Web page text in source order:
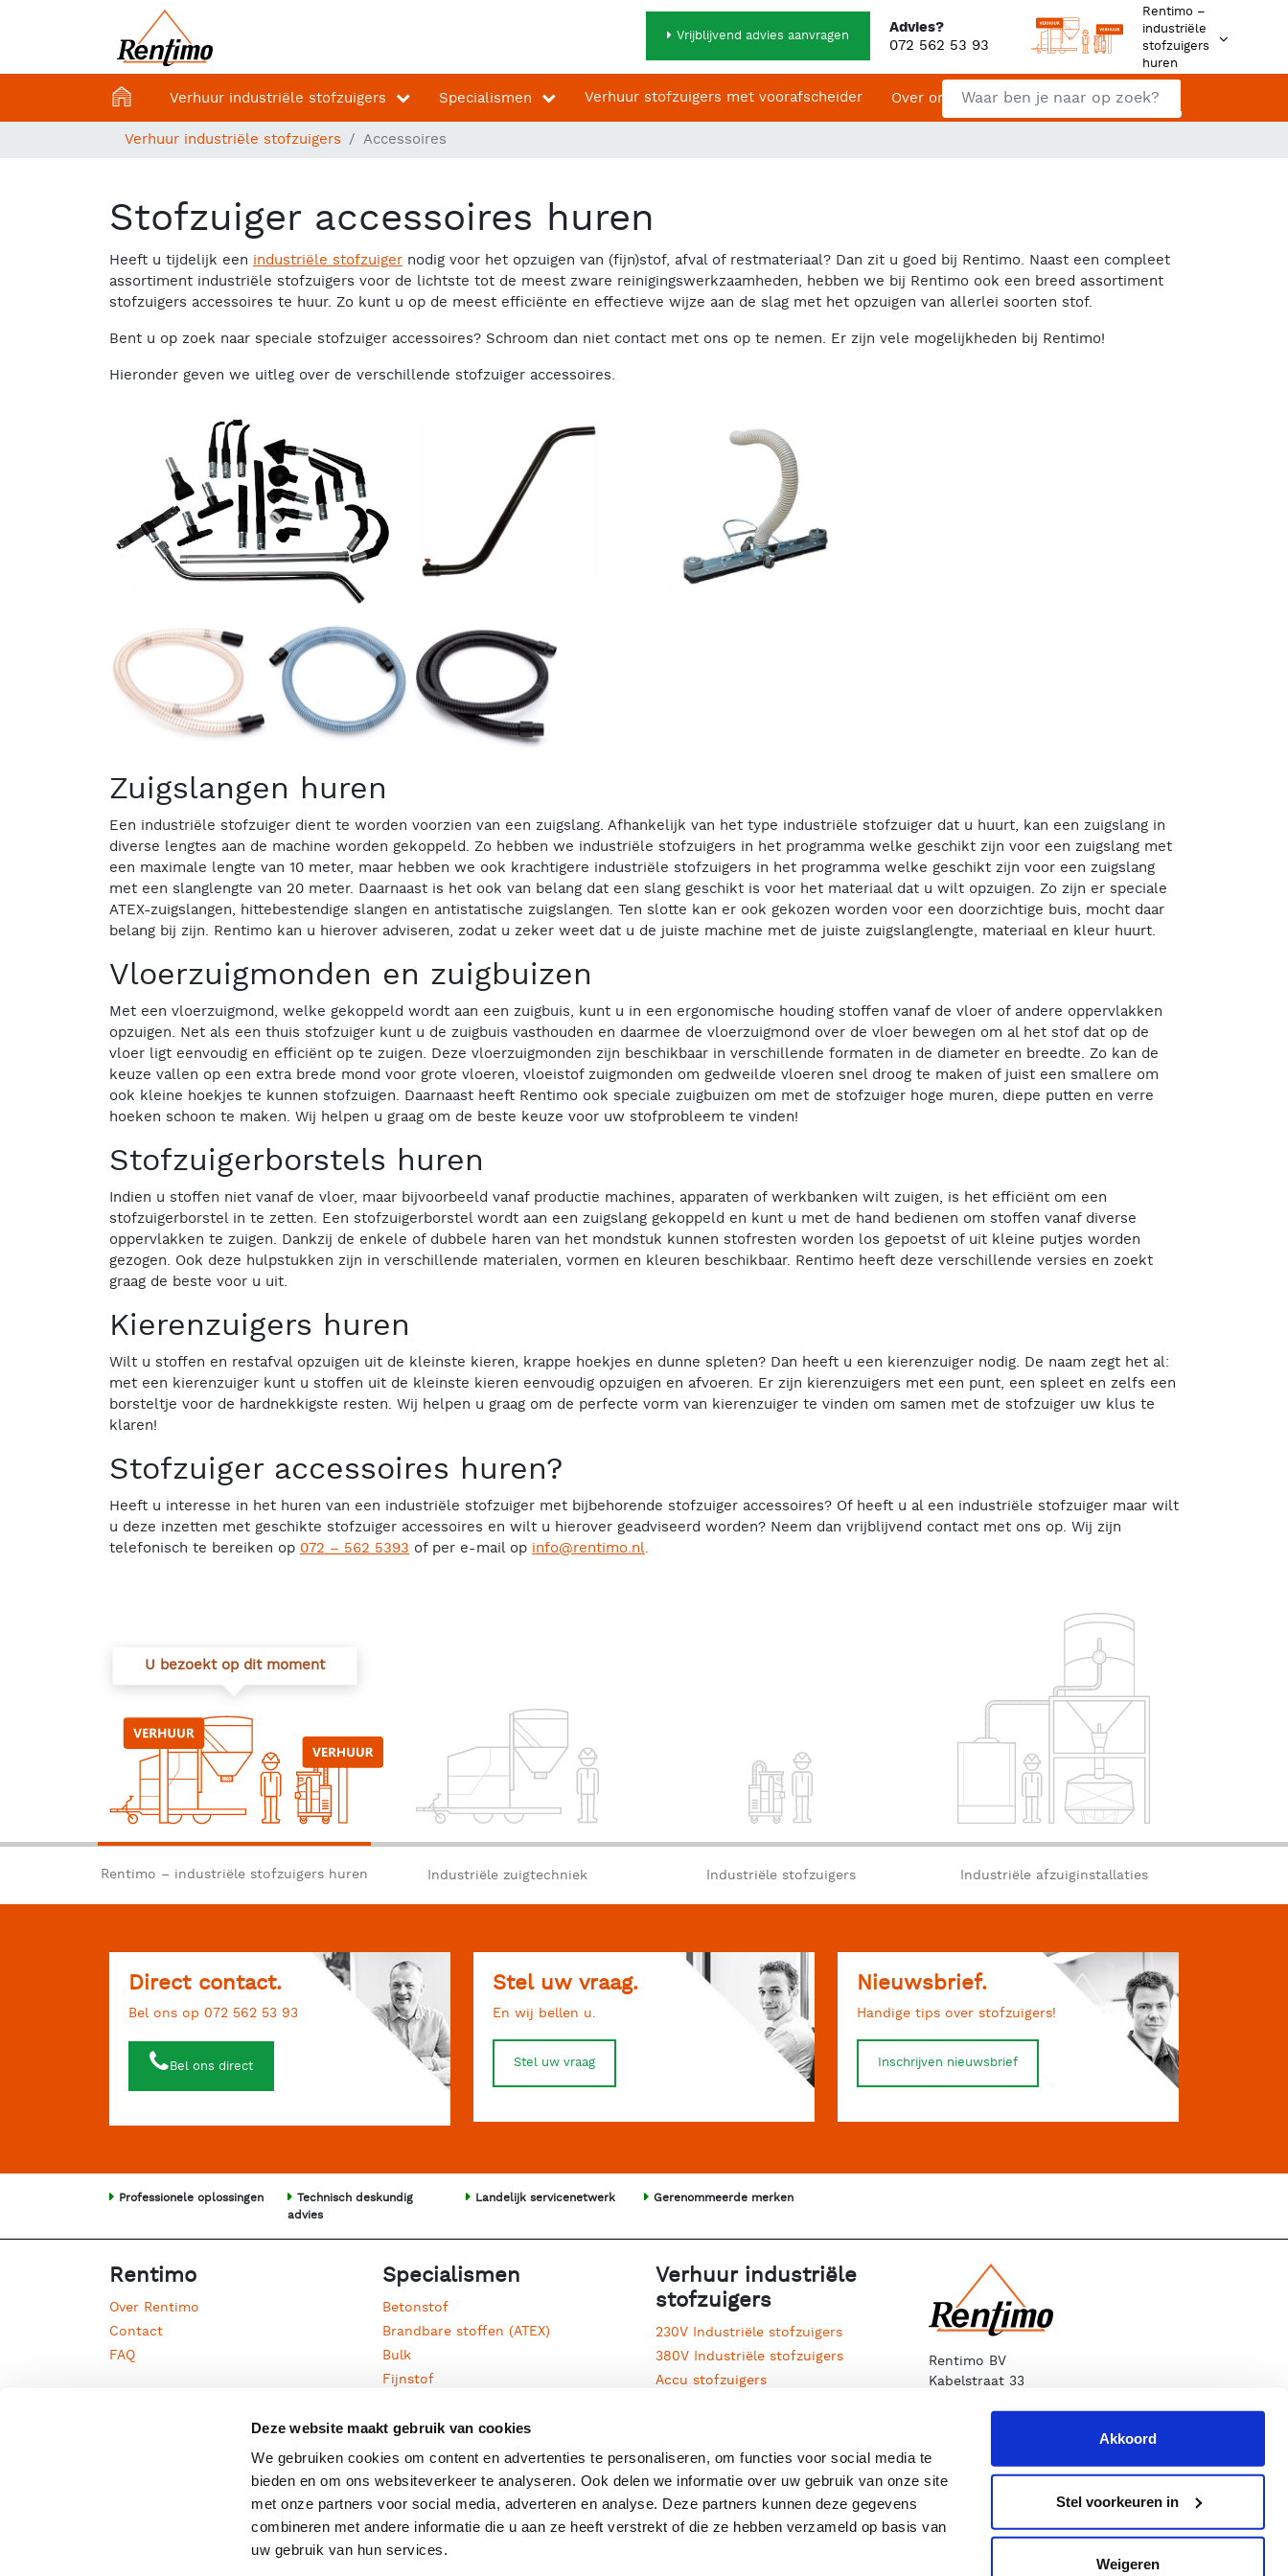
Deze website maakt gebruik van cookies
We gebruiken cookies om content en advertenties te personaliseren, om functies voor social media te
bieden en om ons websiteverkeer te analyseren. Ook delen we informatie over uw gebruik van onze site
met onze partners voor social media, adverteren en analyse. Deze partners kunnen deze gegevens
combineren met andere informatie die u aan ze heeft verstrekt of die ze hebben verzameld op basis van
uw gebruik van hun services.
Akkoord
Stel voorkeuren in
Weigeren
Vrijblijvend advies aanvragen Advies?
072 562 53 93
Rentimo –
industriële
stofzuigers
huren
Zoeken
Home
Verhuur industriële stofzuigers Specialismen Verhuur stofzuigers met voorafscheider Over ons Contact
Verhuur industriële stofzuigers Accessoires
Stofzuiger accessoires huren
Heeft u tijdelijk een industriële stofzuiger nodig voor het opzuigen van (fijn)stof, afval of restmateriaal? Dan zit u goed bij Rentimo. Naast een compleet
assortiment industriële stofzuigers voor de lichtste tot de meest zware reinigingswerkzaamheden, hebben we bij Rentimo ook een breed assortiment
stofzuigers accessoires te huur. Zo kunt u op de meest efficiënte en effectieve wijze aan de slag met het opzuigen van allerlei soorten stof.
Bent u op zoek naar speciale stofzuiger accessoires? Schroom dan niet contact met ons op te nemen. Er zijn vele mogelijkheden bij Rentimo!
Hieronder geven we uitleg over de verschillende stofzuiger accessoires.
Zuigslangen huren
Een industriële stofzuiger dient te worden voorzien van een zuigslang. Afhankelijk van het type industriële stofzuiger dat u huurt, kan een zuigslang in
diverse lengtes aan de machine worden gekoppeld. Zo hebben we industriële stofzuigers in het programma welke geschikt zijn voor een zuigslang met
een maximale lengte van 10 meter, maar hebben we ook krachtigere industriële stofzuigers in het programma welke geschikt zijn voor een zuigslang
met een slanglengte van 20 meter. Daarnaast is het ook van belang dat een slang geschikt is voor het materiaal dat u wilt opzuigen. Zo zijn er speciale
ATEX-zuigslangen, hittebestendige slangen en antistatische zuigslangen. Ten slotte kan er ook gekozen worden voor een doorzichtige buis, mocht daar
belang bij zijn. Rentimo kan u hierover adviseren, zodat u zeker weet dat u de juiste machine met de juiste zuigslanglengte, materiaal en kleur huurt.
Vloerzuigmonden en zuigbuizen
Met een vloerzuigmond, welke gekoppeld wordt aan een zuigbuis, kunt u in een ergonomische houding stoffen vanaf de vloer of andere oppervlakken
opzuigen. Net als een thuis stofzuiger kunt u de zuigbuis vasthouden en daarmee de vloerzuigmond over de vloer bewegen om al het stof dat op de
vloer ligt eenvoudig en efficiënt op te zuigen. Deze vloerzuigmonden zijn beschikbaar in verschillende formaten in de diameter en breedte. Zo kan de
keuze vallen op een extra brede mond voor grote vloeren, vloeistof zuigmonden om gedweilde vloeren snel droog te maken of juist een smallere om
ook kleine hoekjes te kunnen stofzuigen. Daarnaast heeft Rentimo ook speciale zuigbuizen om met de stofzuiger hoge muren, diepe putten en verre
hoeken schoon te maken. Wij helpen u graag om de beste keuze voor uw stofprobleem te vinden!
Stofzuigerborstels huren
Indien u stoffen niet vanaf de vloer, maar bijvoorbeeld vanaf productie machines, apparaten of werkbanken wilt zuigen, is het efficiënt om een
stofzuigerborstel in te zetten. Een stofzuigerborstel wordt aan een zuigslang gekoppeld en kunt u met de hand bedienen om stoffen vanaf diverse
oppervlakken te zuigen. Dankzij de enkele of dubbele haren van het mondstuk kunnen stofresten worden los gepoetst of uit kleine putjes worden
gezogen. Ook deze hulpstukken zijn in verschillende materialen, vormen en kleuren beschikbaar. Rentimo heeft deze verschillende versies en zoekt
graag de beste voor u uit.
Kierenzuigers huren
Wilt u stoffen en restafval opzuigen uit de kleinste kieren, krappe hoekjes en dunne spleten? Dan heeft u een kierenzuiger nodig. De naam zegt het al:
met een kierenzuiger kunt u stoffen uit de kleinste kieren eenvoudig opzuigen en afvoeren. Er zijn kierenzuigers met een punt, een spleet en zelfs een
borsteltje voor de hardnekkigste resten. Wij helpen u graag om de perfecte vorm van kierenzuiger te vinden om samen met de stofzuiger uw klus te
klaren!
Stofzuiger accessoires huren?
Heeft u interesse in het huren van een industriële stofzuiger met bijbehorende stofzuiger accessoires? Of heeft u al een industriële stofzuiger maar wilt
u deze inzetten met geschikte stofzuiger accessoires en wilt u hierover geadviseerd worden? Neem dan vrijblijvend contact met ons op. Wij zijn
telefonisch te bereiken op 072 – 562 5393 of per e-mail op info@rentimo.nl.
Rentimo – industriële stofzuigers huren Industriële zuigtechniek Industriële stofzuigers Industriële afzuiginstallaties
Direct contact.
Bel ons op 072 562 53 93
Bel ons direct
Stel uw vraag.
En wij bellen u.
Stel uw vraag
Nieuwsbrief.
Handige tips over stofzuigers!
Inschrijven nieuwsbrief
Professionele oplossingen
Technisch deskundig
advies
Landelijk servicenetwerk Gerenommeerde merken
Rentimo
Over Rentimo
Contact
FAQ
Specialismen
Betonstof
Brandbare stoffen (ATEX)
Bulk
Fijnstof
Jaarlijkse schoonmaak
Kwartsstof
Olie
Processierupsen
Straalgrit
Water en vloeistof
Verhuur industriële
stofzuigers
230V Industriële stofzuigers
380V Industriële stofzuigers
Accu stofzuigers
Diesel stofzuigers
Filter voorafscheiders
Mobiele stofzuigers
Oliezuigers
Rentimo BV
Kabelstraat 33
E